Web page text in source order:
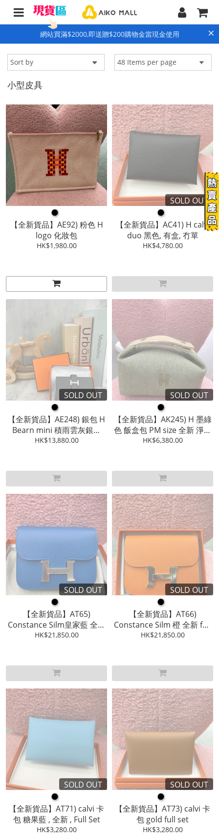
網站買滿$2000,即送贈$200購物金當現金使用 ×
小型皮具
●
【全新貨品】AE92) 粉色 H
logo 化妝包
HK$1,980.00
SOLD OUT
●
【全新貨品】AC41) H calvi
duo 黑色, 有盒, 冇單
HK$4,780.00
SOLD OUT
●
【全新貨品】AE248) 銀包 H
Bearn mini 積雨雲灰銀扣
madame皮 帶内扣 W
HK$13,880.00
SOLD OUT
●
【全新貨品】AK245) H 墨綠
色 飯盒包 PM size 全新 淨包
送帶
HK$6,380.00
SOLD OUT
●
【全新貨品】AT65)
Constance Silm皇家藍 全新
full set
HK$21,850.00
SOLD OUT
●
【全新貨品】AT66)
Constance Silm 橙 全新 full
set
HK$21,850.00
SOLD OUT
●
【全新貨品】AT71) calvi 卡
包 糖果藍 , 全新 , Full Set
HK$3,280.00
SOLD OUT
●
【全新貨品】AT73) calvi 卡
包 gold full set
HK$3,280.00